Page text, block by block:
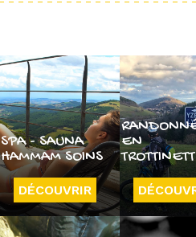
SPA - SAUNA
HAMMAM SOINS
DÉCOUVRIR
EN